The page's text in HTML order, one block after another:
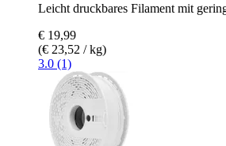
Leicht druckbares Filament mit
€ 19,99
(€ 23,52 / kg)
3.0 (1)